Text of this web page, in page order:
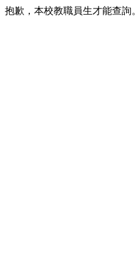
抱歉，本校教職員生才能查詢。